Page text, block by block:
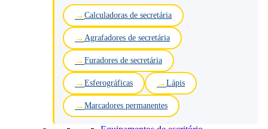
Calculadoras de secretária
Agrafadores de secretária
Furadores de secretária
Esferográficas Lápis
Marcadores permanentes